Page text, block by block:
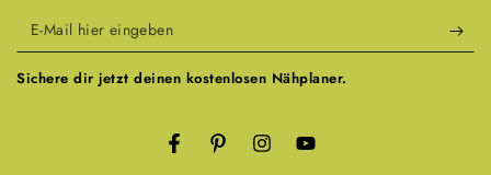
E-
Mail
hier
Sichere dir jetzt deinen kostenlosen Nähplaner.
FacebookPinterestInstagramYouTube